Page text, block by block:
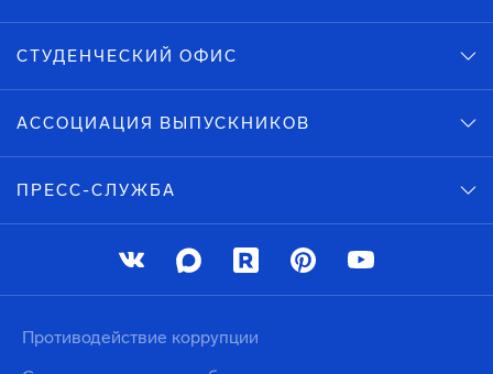
СТУДЕНЧЕСКИЙ ОФИС
АССОЦИАЦИЯ ВЫПУСКНИКОВ
ПРЕСС-СЛУЖБА
Противодействие коррупции